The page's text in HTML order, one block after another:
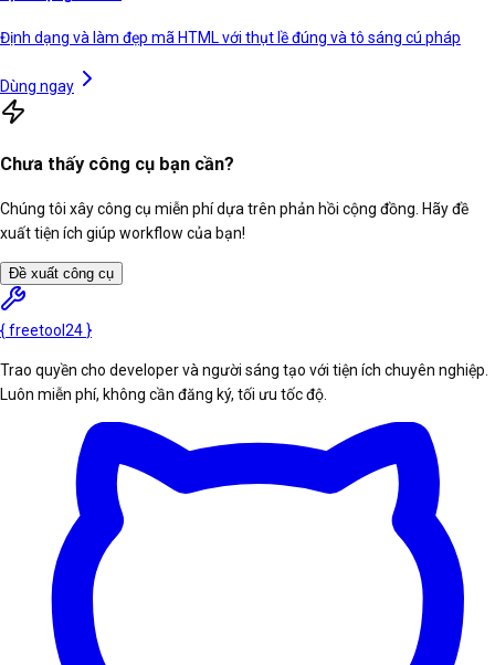
Định dạng và làm đẹp mã HTML với thụt lề đúng và tô sáng cú pháp
Dùng ngay
Chưa thấy công cụ bạn cần?
Chúng tôi xây công cụ miễn phí dựa trên phản hồi cộng đồng. Hãy đề
xuất tiện ích giúp workflow của bạn!
Đề xuất công cụ
{freetool 24 }
Trao quyền cho developer và người sáng tạo với tiện ích chuyên nghiệp.
Luôn miễn phí, không cần đăng ký, tối ưu tốc độ.